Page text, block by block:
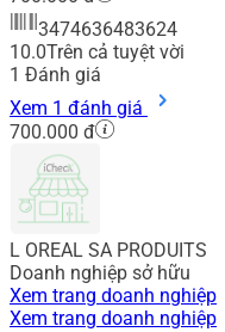
3474636483624
10.0Trên cả tuyệt vời
1 Đánh giá
Xem 1 đánh giá
700.000 đ
L OREAL SA PRODUITS
Doanh nghiệp sở hữu
Xem trang doanh nghiệp
Xem trang doanh nghiệp